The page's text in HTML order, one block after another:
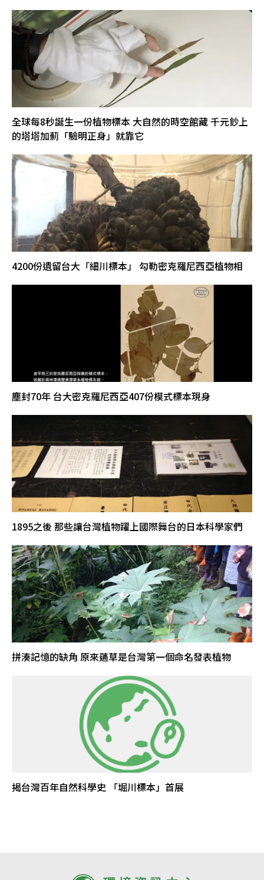
全球每8秒誕生一份植物標本 大自然的時空館藏 千元鈔上
的塔塔加薊「驗明正身」就靠它
4200份遺留台大「細川標本」 勾勒密克羅尼西亞植物相
塵封70年 台大密克羅尼西亞407份模式標本現身
1895之後 那些讓台灣植物躍上國際舞台的日本科學家們
拼湊記憶的缺角 原來蓪草是台灣第一個命名發表植物
揭台灣百年自然科學史 「堀川標本」首展